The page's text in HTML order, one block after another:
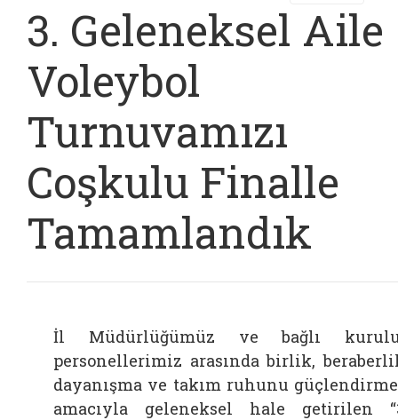
3. Geleneksel Aile
Voleybol
Turnuvamızı
Coşkulu Finalle
Tamamlandık
İl Müdürlüğümüz ve bağlı
personellerimiz arasında birlik,
dayanışma ve takım ruhunu
amacıyla geleneksel hale getirilen